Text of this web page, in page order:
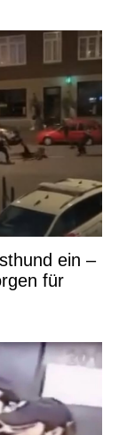
ein –
für